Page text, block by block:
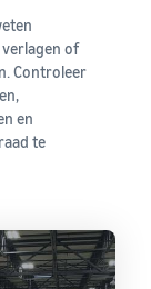
of
Controleer
en
te